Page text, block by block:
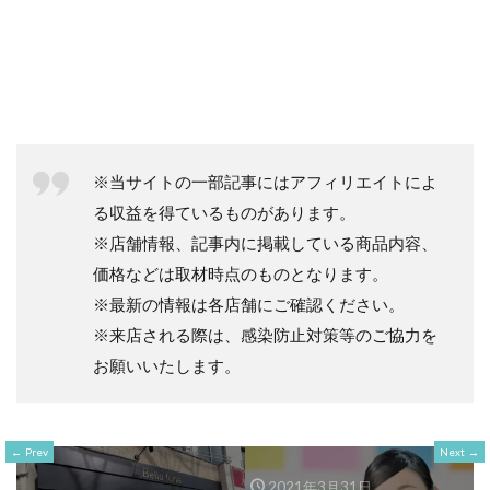
※当サイトの一部記事にはアフィリエイトによ
る収益を得ているものがあります。
※店舗情報、記事内に掲載している商品内容、
価格などは取材時点のものとなります。
※最新の情報は各店舗にご確認ください。
※来店される際は、感染防止対策等のご協力を
お願いいたします。
Prev Next